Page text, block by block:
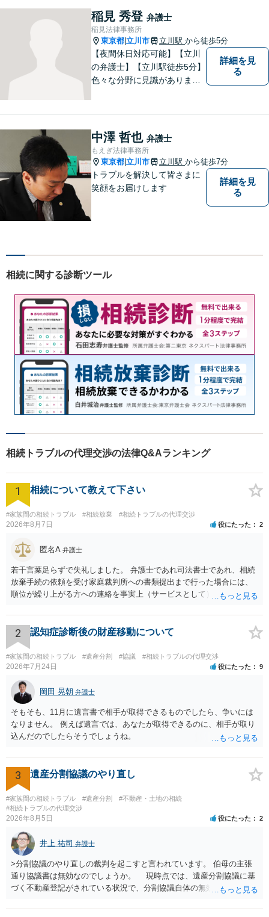
体像をわかりやすくご説明し
ます。お気軽にご相談くださ
い【立川駅徒歩5分】
稲見 秀登 弁護士
稲見法律事務所
東京都 立川市 立川駅 から徒歩5分
【夜間休日対応可能】【立川
の弁護士】【立川駅徒歩5分】
色々な分野に見識がありま
詳細を見
る
中澤 哲也 弁護士
もえぎ法律事務所
東京都 立川市 立川駅 から徒歩7分
トラブルを解決して皆さまに
笑顔をお届けします
詳細を見
る
相続に関する診断ツール
相続トラブルの代理交渉の法律Q&Aランキング
1 相続について教えて下さい
#家族間の相続トラブル #相続放棄 #相続トラブルの代理交渉
2026年8月7日 役にたった 2
匿名A 弁護士
若干言葉足らずで失礼しました。 弁護士であれ司法書士であれ、相続
放棄手続の依頼を受け家庭裁判所への書類提出まで行った場合には、
順位が繰り上がる方への連絡を事実上（サービスとして）行うことは
できない、という意味でした。
2 認知症診断後の財産移動について
#家族間の相続トラブル #遺産分割 #協議 #相続トラブルの代理交渉
2026年7月24日 役にたった 9
岡田 晃朝 弁護士
そもそも、11月に遺言書で相手が取得できるものでしたら、争いには
なりません。 例えば遺言では、あなたが取得できるのに、相手が取り
込んだのでしたらそうでしょうね。
3 遺産分割協議のやり直し
#家族間の相続トラブル #遺産分割
#不動産・土地の相続
#相続トラブルの代理交渉
2026年8月5日 役にたった 2
井上 祐司 弁護士
>分割協議のやり直しの裁判を起こすと言われています。 伯母の主張
通り協議書は無効なのでしょうか。 現時点では、遺産分割協議に基
づく不動産登記がされている状況で、分割協議自体の無効を裁判所が
方の訴訟の主張及び立証次第ですが、 ・御祖母様の認知能力に関する